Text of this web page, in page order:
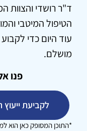
ד"ר רושדי והצוות
הטיפול המיטבי
עוד היום כדי
מושלם.
פנו
לקביעת ייעוץ
*התוכן המסופק כאן הוא